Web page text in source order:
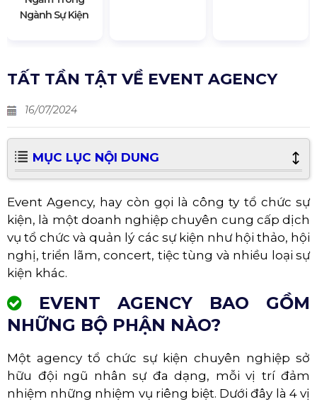
Ngành Sự Kiện
TẤT TẦN TẬT VỀ EVENT AGENCY
16/07/2024
MỤC LỤC NỘI DUNG
Event Agency, hay còn gọi là công ty tổ chức sự
kiện, là một doanh nghiệp chuyên cung cấp dịch
vụ tổ chức và quản lý các sự kiện như hội thảo, hội
nghị, triển lãm, concert, tiệc tùng và nhiều loại sự
kiện khác.
EVENT AGENCY BAO GỒM
NHỮNG BỘ PHẬN NÀO?
Một agency tổ chức sự kiện chuyên nghiệp sở
hữu đội ngũ nhân sự đa dạng, mỗi vị trí đảm
nhiệm những nhiệm vụ riêng biệt. Dưới đây là 4 vị